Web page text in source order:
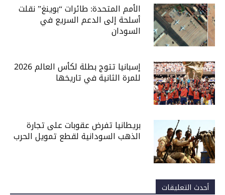
الأمم المتحدة: طائرات “بوينغ” نقلت
أسلحة إلى الدعم السريع في
السودان
إسبانيا تتوج بطلة لكأس العالم 2026
للمرة الثانية في تاريخها
بريطانيا تفرض عقوبات على تجارة
الذهب السودانية لقطع تمويل الحرب
أحدث التعليقات